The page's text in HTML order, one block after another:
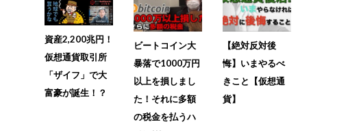
資産2,200兆円！
仮想通貨取引所
「ザイフ」で大
富豪が誕生！？
ビートコイン大
暴落で1000万円
以上を損しまし
た！それに多額
の税金を払うハ
【絶対反対後
悔】いまやるべ
きこと【仮想通
貨】